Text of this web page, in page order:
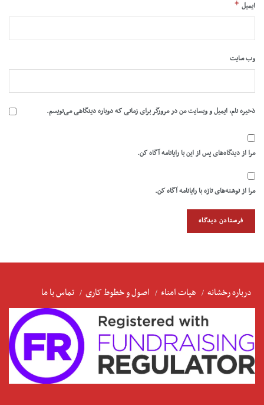
ایمیل *
وب‌ سایت
ذخیره نام، ایمیل و وبسایت من در مرورگر برای زمانی که دوباره دیدگاهی می‌نویسم.
مرا از دیدگاه‌های پس از این با رایانامه آگاه کن.
مرا از نوشته‌های تازه با رایانامه آگاه کن.
درباره رخشانه هیات امناء اصول و خطوط کاری تماس با ما